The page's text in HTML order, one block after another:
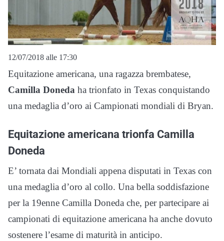
12/07/2018 alle 17:30
Equitazione americana, una ragazza brembatese,
Camilla Doneda ha trionfato in Texas conquistando
una medaglia d’oro ai Campionati mondiali di Bryan.
Equitazione americana trionfa Camilla
Doneda
E’ tornata dai Mondiali appena disputati in Texas con
una medaglia d’oro al collo. Una bella soddisfazione
per la 19enne Camilla Doneda che, per partecipare ai
campionati di equitazione americana ha anche dovuto
sostenere l’esame di maturità in anticipo.